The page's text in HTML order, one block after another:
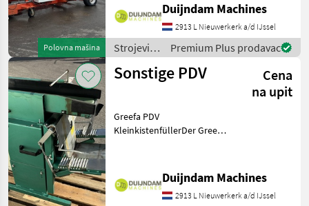
Polovna mašina
DOWNS ermöglichen die
Bulk-Lagerung
verschiedener Produkte:
Kartoffeln, Zwiebeln,
Getreide bei hoher
Arbeitsgesch
Duijndam Machines
2913 L Nieuwerkerk a/d IJssel
Strojevi
za
transport
Premium Plus prodavac
Sonstige PDV
Cena
na upit
Greefa PDV
KleinkistenfüllerDer Greefa
automatischen und
gewichtsgenauen Befüllung
von Kleinkisten mit Obst,
Duijndam Machines
2913 L Nieuwerkerk a/d IJssel